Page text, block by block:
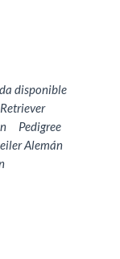
disponible
Pedigree
Alemán